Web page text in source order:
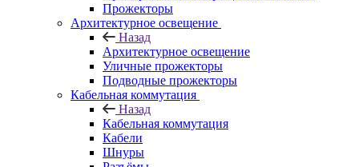
Прожекторы
Архитектурное освещение
Назад
Архитектурное освещение
Уличные прожекторы
Подводные прожекторы
Кабельная коммутация
Назад
Кабельная коммутация
Кабели
Шнуры